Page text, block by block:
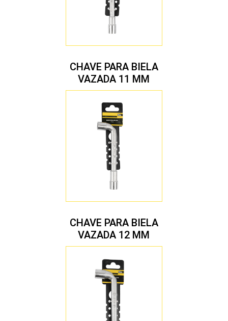
CHAVE PARA BIELA
VAZADA 11 MM
CHAVE PARA BIELA
VAZADA 12 MM